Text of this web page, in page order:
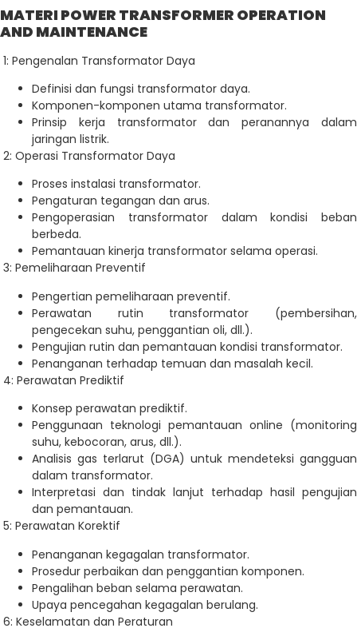
MATERI POWER TRANSFORMER OPERATION
AND MAINTENANCE
1: Pengenalan Transformator Daya
Definisi dan fungsi transformator daya.
Komponen-komponen utama transformator.
Prinsip kerja transformator dan peranannya dalam
jaringan listrik.
2: Operasi Transformator Daya
Proses instalasi transformator.
Pengaturan tegangan dan arus.
Pengoperasian transformator dalam kondisi beban
berbeda.
Pemantauan kinerja transformator selama operasi.
3: Pemeliharaan Preventif
Pengertian pemeliharaan preventif.
Perawatan rutin transformator (pembersihan,
pengecekan suhu, penggantian oli, dll.).
Pengujian rutin dan pemantauan kondisi transformator.
Penanganan terhadap temuan dan masalah kecil.
4: Perawatan Prediktif
Konsep perawatan prediktif.
Penggunaan teknologi pemantauan online (monitoring
suhu, kebocoran, arus, dll.).
Analisis gas terlarut (DGA) untuk mendeteksi gangguan
dalam transformator.
Interpretasi dan tindak lanjut terhadap hasil pengujian
dan pemantauan.
5: Perawatan Korektif
Penanganan kegagalan transformator.
Prosedur perbaikan dan penggantian komponen.
Pengalihan beban selama perawatan.
Upaya pencegahan kegagalan berulang.
6: Keselamatan dan Peraturan